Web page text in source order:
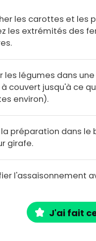
les carottes et les
les extrémités des
les légumes dans
à couvert jusqu'à ce
environ).
la préparation dans le
girafe.
l'assaisonnement
J'ai fait